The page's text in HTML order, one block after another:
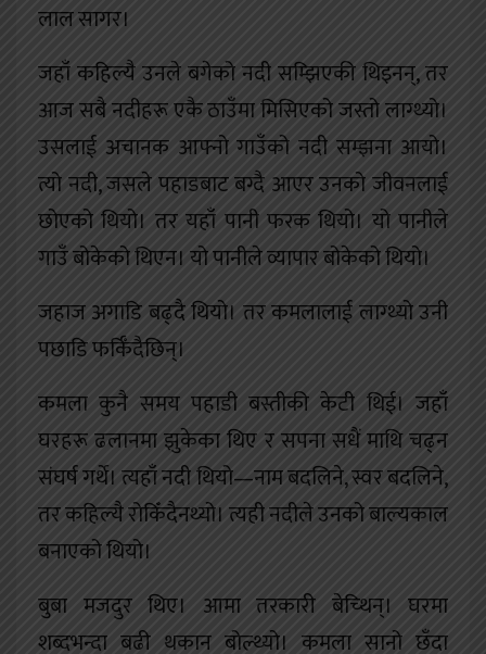
लाल सागर।
जहाँ कहिल्यै उनले बगेको नदी सम्झिएकी थिइनन्, तर
आज सबै नदीहरू एकै ठाउँमा मिसिएको जस्तो लाग्थ्यो।
उसलाई अचानक आफ्नो गाउँको नदी सम्झना आयो।
त्यो नदी, जसले पहाडबाट बग्दै आएर उनको जीवनलाई
छोएको थियो। तर यहाँ पानी फरक थियो। यो पानीले
गाउँ बोकेको थिएन। यो पानीले व्यापार बोकेको थियो।
जहाज अगाडि बढ्दै थियो। तर कमलालाई लाग्थ्यो उनी
पछाडि फर्किँदैछिन्।
कमला कुनै समय पहाडी बस्तीकी केटी थिई। जहाँ
घरहरू ढलानमा झुकेका थिए र सपना सधैं माथि चढ्न
संघर्ष गर्थे। त्यहाँ नदी थियो—नाम बदलिने, स्वर बदलिने,
तर कहिल्यै रोकिँदैनथ्यो। त्यही नदीले उनको बाल्यकाल
बनाएको थियो।
बुबा मजदुर थिए। आमा तरकारी बेच्थिन्। घरमा
शब्दभन्दा बढी थकान बोल्थ्यो। कमला सानो छँदा